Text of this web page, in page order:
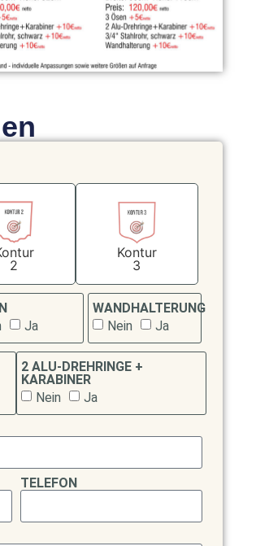
2
Kontur
3
Ja
WANDHALTERUNG
Nein
Ja
2 ALU-DREHRINGE +
KARABINER
Nein
Ja
TELEFON